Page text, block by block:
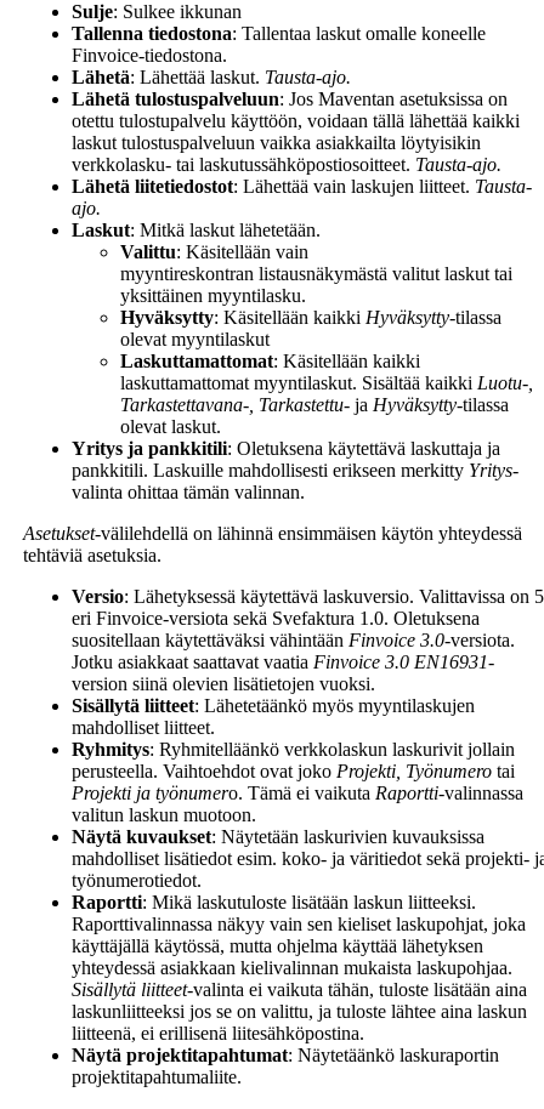
Sulje: Sulkee ikkunan
Tallenna tiedostona: Tallentaa laskut omalle koneelle
Finvoice-tiedostona.
Lähetä: Lähettää laskut. Tausta-ajo.
Lähetä tulostuspalveluun: Jos Maventan asetuksissa on
otettu tulostupalvelu käyttöön, voidaan tällä lähettää kaikki
laskut tulostuspalveluun vaikka asiakkailta löytyisikin
verkkolasku- tai laskutussähköpostiosoitteet. Tausta-ajo.
Lähetä liitetiedostot: Lähettää vain laskujen liitteet. Tausta-
ajo.
Laskut: Mitkä laskut lähetetään.
Valittu: Käsitellään vain
myyntireskontran listausnäkymästä valitut laskut tai
yksittäinen myyntilasku.
Hyväksytty: Käsitellään kaikki Hyväksytty-tilassa
olevat myyntilaskut
Laskuttamattomat: Käsitellään kaikki
laskuttamattomat myyntilaskut. Sisältää kaikki Luotu-,
Tarkastettavana-, Tarkastettu- ja Hyväksytty-tilassa
olevat laskut.
Yritys ja pankkitili: Oletuksena käytettävä laskuttaja ja
pankkitili. Laskuille mahdollisesti erikseen merkitty Yritys-
valinta ohittaa tämän valinnan.
Asetukset-välilehdellä on lähinnä ensimmäisen käytön yhteydessä
tehtäviä asetuksia.
Versio: Lähetyksessä käytettävä laskuversio. Valittavissa on 5
eri Finvoice-versiota sekä Svefaktura 1.0. Oletuksena
suositellaan käytettäväksi vähintään Finvoice 3.0-versiota.
Jotku asiakkaat saattavat vaatia Finvoice 3.0 EN16931-
version siinä olevien lisätietojen vuoksi.
Sisällytä liitteet: Lähetetäänkö myös myyntilaskujen
mahdolliset liitteet.
Ryhmitys: Ryhmitelläänkö verkkolaskun laskurivit jollain
perusteella. Vaihtoehdot ovat joko Projekti, Työnumero tai
Projekti ja työnumero. Tämä ei vaikuta Raportti-valinnassa
valitun laskun muotoon.
Näytä kuvaukset: Näytetään laskurivien kuvauksissa
mahdolliset lisätiedot esim. koko- ja väritiedot sekä projekti-
työnumerotiedot.
Raportti: Mikä laskutuloste lisätään laskun liitteeksi.
Raporttivalinnassa näkyy vain sen kieliset laskupohjat, joka
käyttäjällä käytössä, mutta ohjelma käyttää lähetyksen
yhteydessä asiakkaan kielivalinnan mukaista laskupohjaa.
Sisällytä liitteet-valinta ei vaikuta tähän, tuloste lisätään aina
laskunliitteeksi jos se on valittu, ja tuloste lähtee aina laskun
liitteenä, ei erillisenä liitesähköpostina.
Näytä projektitapahtumat: Näytetäänkö laskuraportin
projektitapahtumaliite.